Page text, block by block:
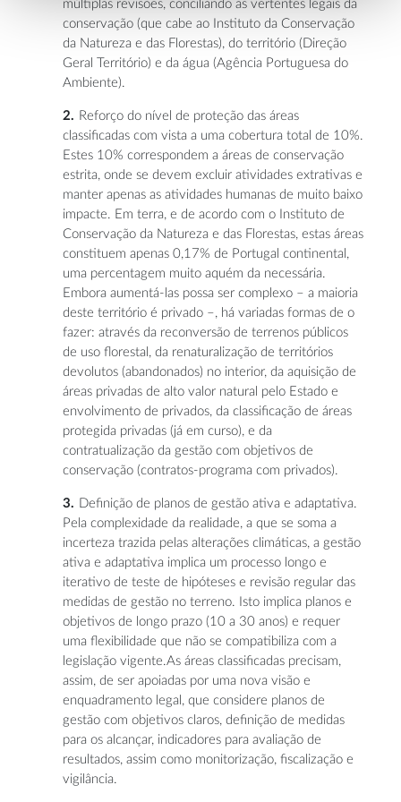
múltiplas revisões, conciliando as vertentes legais da
conservação (que cabe ao Instituto da Conservação
da Natureza e das Florestas), do território (Direção
Geral Território) e da água (Agência Portuguesa do
Ambiente).
Reforço do nível de proteção das áreas
classificadas com vista a uma cobertura total de 10%.
Estes 10% correspondem a áreas de conservação
estrita, onde se devem excluir atividades extrativas e
manter apenas as atividades humanas de muito baixo
impacte. Em terra, e de acordo com o Instituto de
Conservação da Natureza e das Florestas, estas áreas
constituem apenas 0,17% de Portugal continental,
uma percentagem muito aquém da necessária.
Embora aumentá-las possa ser complexo – a maioria
deste território é privado –, há variadas formas de o
fazer: através da reconversão de terrenos públicos
de uso florestal, da renaturalização de territórios
devolutos (abandonados) no interior, da aquisição de
áreas privadas de alto valor natural pelo Estado e
envolvimento de privados, da classificação de áreas
protegida privadas (já em curso), e da
contratualização da gestão com objetivos de
conservação (contratos-programa com privados).
Definição de planos de gestão ativa e adaptativa.
Pela complexidade da realidade, a que se soma a
incerteza trazida pelas alterações climáticas, a gestão
ativa e adaptativa implica um processo longo e
iterativo de teste de hipóteses e revisão regular das
medidas de gestão no terreno. Isto implica planos e
objetivos de longo prazo (10 a 30 anos) e requer
uma flexibilidade que não se compatibiliza com a
legislação vigente.As áreas classificadas precisam,
assim, de ser apoiadas por uma nova visão e
enquadramento legal, que considere planos de
gestão com objetivos claros, definição de medidas
para os alcançar, indicadores para avaliação de
resultados, assim como monitorização, fiscalização e
vigilância.